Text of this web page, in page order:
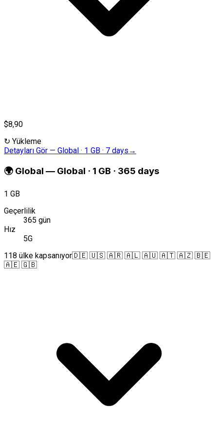
$8,90
↻ Yükleme
Detayları Gör — Global · 1 GB · 7 days →
🌍 Global — Global · 1 GB · 365 days
1 GB
Geçerlilik
365 gün
Hız
5G
118 ülke kapsanıyor🇩🇪 🇺🇸 🇦🇷 🇦🇱 🇦🇺 🇦🇹 🇦🇿 🇧🇪
🇦🇪 🇬🇧